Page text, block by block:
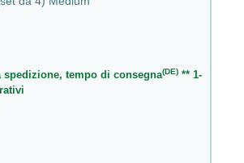
spedizione, tempo di consegna(DE)** 1-